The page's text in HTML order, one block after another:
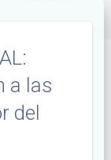
a las
del